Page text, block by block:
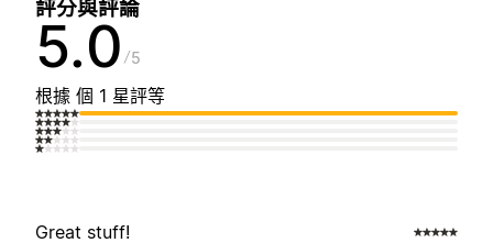
評分與評論
5.0 5
根據 個 1 星評等
Great stuff!